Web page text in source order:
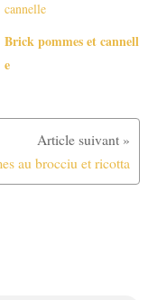
f
Brick pommes et cannell
e
au brocciu et ricotta